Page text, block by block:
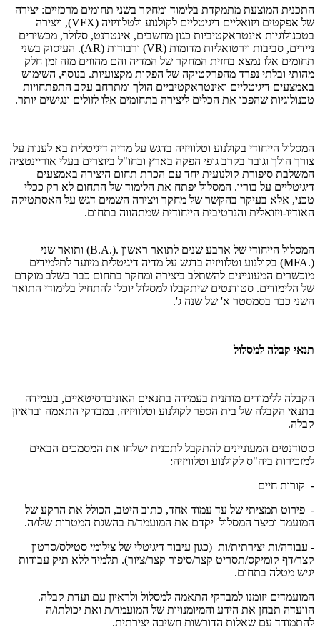
התכנית המוצעת מתמקדת בלימוד ומחקר בשני תחומים מרכזיים: יצירה
של אפקטים ויזואליים דיגיטליים לקולנוע ולטלוויזיה (VFX), ויצירה
בטכנולוגיות אינטראקטיביות כגון מחשבים, אינטרנט, סלולר, מכשירים
ניידים, סביבות וירטואליות מדומות (VR) ורבודות (AR). העיסוק בשני
תחומים אלו נמצא בחזית המחקר של המדיה והם מהווים מזה זמן חלק
מהותי ובלתי נפרד מהפרקטיקה של הפקות מקצועיות. בנוסף, השימוש
באמצעים דיגיטליים ואינטראקטיביים הולך ומתרחב עקב התפתחויות
טכנולוגיות שהפכו את הכלים ליצירה בתחומים אלו לזולים ונגישים יותר.
המסלול הייחודי בקולנוע וטלוויזיה בדגש על מדיה דיגיטלית בא לענות על
צורך הולך וגובר בקרב גופי הפקה בארץ ובחו"ל ביוצרים בעלי אוריינטציה
המשלבת סיפורת קולנועית יחד עם הכרת תחום היצירה באמצעים
דיגיטליים על בוריו. המסלול יפתח את הלימוד של התחום לא רק ככלי
טכני, אלא בעיקר בהקשר של מחקר ויצירה השמים דגש על האסתטיקה
האודיו-ויזואלית והנרטיבית הייחודית שמתהווה בתחום.
המסלול הייחודי של ארבע שנים לתואר ראשון (B.A.). ותואר שני
(
MFA.) בקולנוע וטלוויזיה בדגש על מדיה דיגיטלית מיועד לתלמידים
מוכשרים המעוניינים להשתלב ביצירה ומחקר בתחום כבר בשלב מוקדם
של הלימודים. סטודנטים שיתקבלו למסלול יוכלו להתחיל בלימודי התואר
השני כבר בסמסטר א' של שנה ג'.
תנאי קבלה למסלול
הקבלה ללימודים מותנית בעמידה בתנאים האוניברסיטאיים, בעמידה
בתנאי הקבלה של בית הספר לקולנוע וטלוויזיה, במבדקי התאמה ובראיון
קבלה.
סטודנטים המעוניינים להתקבל לתכנית ישלחו את המסמכים הבאים
למזכירות ביה"ס לקולנוע וטלוויזיה:
- קורות חיים
- פירוט תמציתי של עד עמוד אחד, כתוב היטב, הכולל את הרקע של
המועמד וכיצד המסלול יקדם את המועמד/ת בהשגת המטרות שלו/ה.
- עבודה/ות יצירתית/ות (כגון עיבוד דיגיטלי של צילומי סטילס/סרטון
קצר/דף קומיקס/תסריט קצר/סיפור קצר/ציור). תלמיד ללא תיק עבודות
יגיש מטלה בתחום.
המועמדים יזומנו למבדקי התאמה למסלול ולראיון עם ועדת קבלה.
הוועדה תבחן את הידע והמיומנויות של המועמד/ת ואת יכולתו/ה
להתמודד עם שאלות הדורשות חשיבה יצירתית.